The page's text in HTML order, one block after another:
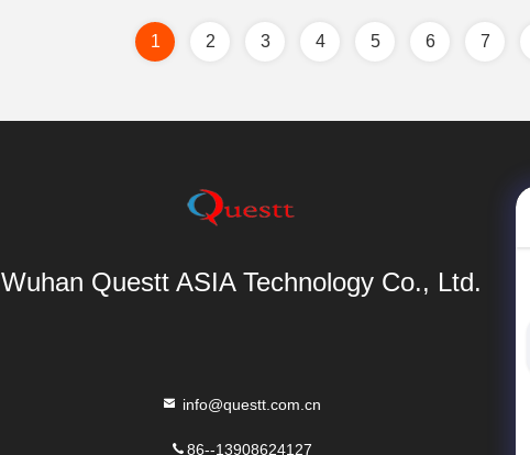
1 2 3 4 5 6 7
Wuhan Questt ASIA Technology Co., Ltd.
info@questt.com.cn
86--13908624127